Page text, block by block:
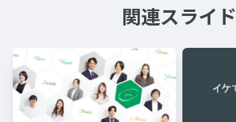
関連スライド